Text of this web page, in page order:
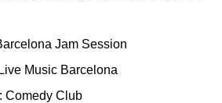
Jam Session
Music Barcelona
Comedy Club